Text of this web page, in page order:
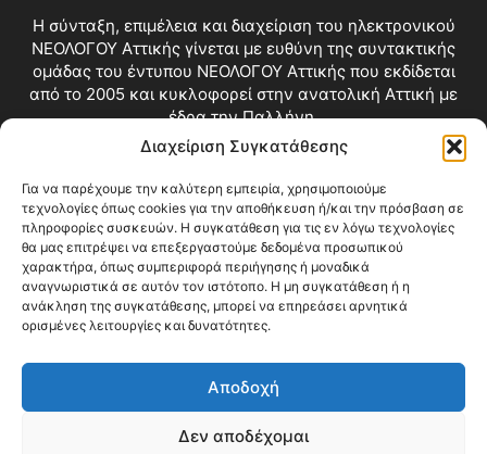
Διαχείριση Συγκατάθεσης
Για να παρέχουμε την καλύτερη εμπειρία, χρησιμοποιούμε
τεχνολογίες όπως cookies για την αποθήκευση ή/και την πρόσβαση σε
πληροφορίες συσκευών. Η συγκατάθεση για τις εν λόγω τεχνολογίες
θα μας επιτρέψει να επεξεργαστούμε δεδομένα προσωπικού
χαρακτήρα, όπως συμπεριφορά περιήγησης ή μοναδικά
αναγνωριστικά σε αυτόν τον ιστότοπο. Η μη συγκατάθεση ή η
ανάκληση της συγκατάθεσης, μπορεί να επηρεάσει αρνητικά
ορισμένες λειτουργίες και δυνατότητες.
Αποδοχή
Δεν αποδέχομαι
Η σύνταξη, επιμέλεια και διαχείριση του ηλεκτρονικού
ΝΕΟΛΟΓΟΥ Αττικής γίνεται με ευθύνη της συντακτικής
ομάδας του έντυπου ΝΕΟΛΟΓΟΥ Αττικής που εκδίδεται
από το 2005 και κυκλοφορεί στην ανατολική Αττική με
έδρα την Παλλήνη.
Επικοινωνία:info@neologosattikis.gr
ΑΚΟΛΟΥΘΗΣΕ ΜΑΣ
Videos Όροι Χρήσης